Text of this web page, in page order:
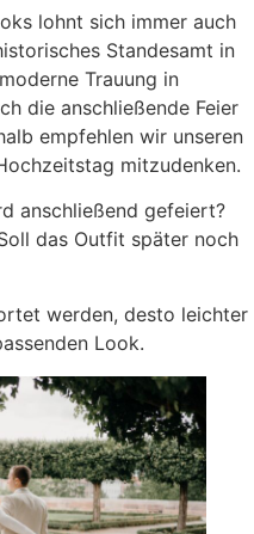
lohnt sich immer auch
Standesamt in
Trauung in
die anschließende Feier
empfehlen wir unseren
mitzudenken.
anschließend gefeiert?
das Outfit später noch
werden, desto leichter
Look.